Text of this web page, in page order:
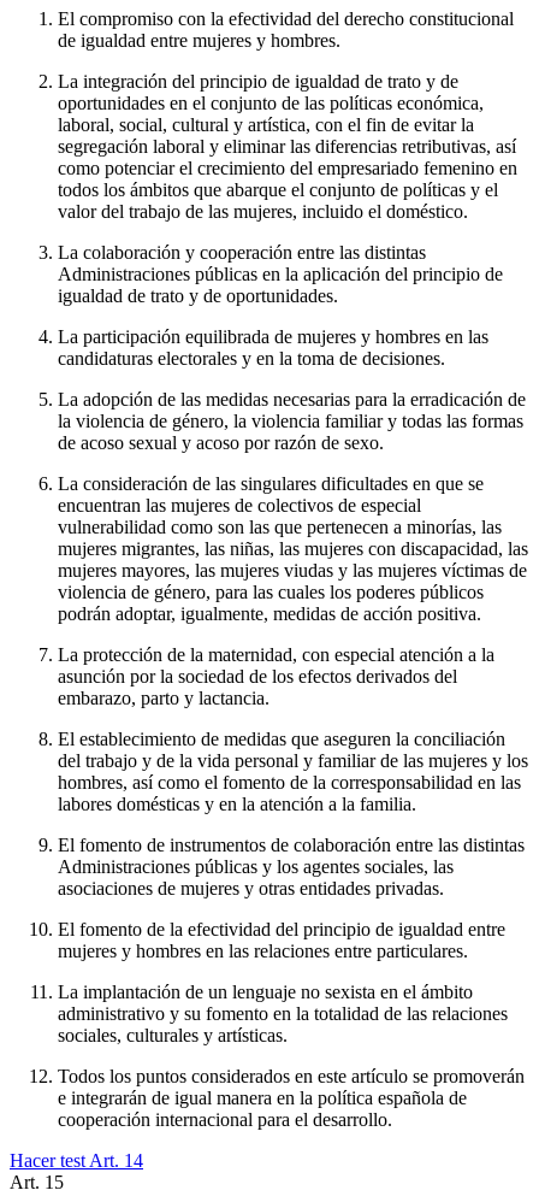
El compromiso con la efectividad del derecho constitucional
de igualdad entre mujeres y hombres.
La integración del principio de igualdad de trato y de
oportunidades en el conjunto de las políticas económica,
laboral, social, cultural y artística, con el fin de evitar la
segregación laboral y eliminar las diferencias retributivas, así
como potenciar el crecimiento del empresariado femenino en
todos los ámbitos que abarque el conjunto de políticas y el
valor del trabajo de las mujeres, incluido el doméstico.
La colaboración y cooperación entre las distintas
Administraciones públicas en la aplicación del principio de
igualdad de trato y de oportunidades.
La participación equilibrada de mujeres y hombres en las
candidaturas electorales y en la toma de decisiones.
La adopción de las medidas necesarias para la erradicación de
la violencia de género, la violencia familiar y todas las formas
de acoso sexual y acoso por razón de sexo.
La consideración de las singulares dificultades en que se
encuentran las mujeres de colectivos de especial
vulnerabilidad como son las que pertenecen a minorías, las
mujeres migrantes, las niñas, las mujeres con discapacidad, las
mujeres mayores, las mujeres viudas y las mujeres víctimas de
violencia de género, para las cuales los poderes públicos
podrán adoptar, igualmente, medidas de acción positiva.
La protección de la maternidad, con especial atención a la
asunción por la sociedad de los efectos derivados del
embarazo, parto y lactancia.
El establecimiento de medidas que aseguren la conciliación
del trabajo y de la vida personal y familiar de las mujeres y los
hombres, así como el fomento de la corresponsabilidad en las
labores domésticas y en la atención a la familia.
El fomento de instrumentos de colaboración entre las distintas
Administraciones públicas y los agentes sociales, las
asociaciones de mujeres y otras entidades privadas.
El fomento de la efectividad del principio de igualdad entre
mujeres y hombres en las relaciones entre particulares.
La implantación de un lenguaje no sexista en el ámbito
administrativo y su fomento en la totalidad de las relaciones
sociales, culturales y artísticas.
Todos los puntos considerados en este artículo se promoverán
e integrarán de igual manera en la política española de
cooperación internacional para el desarrollo.
Hacer test Art. 14
Art. 15